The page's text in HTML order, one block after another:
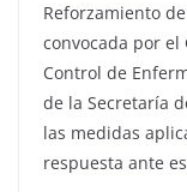
Reforzamiento
convocada por el
Control de
de la Secretaría
las medidas
respuesta ante